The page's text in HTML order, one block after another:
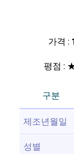
가격 :
평점 :
구분
제조년월일
성별